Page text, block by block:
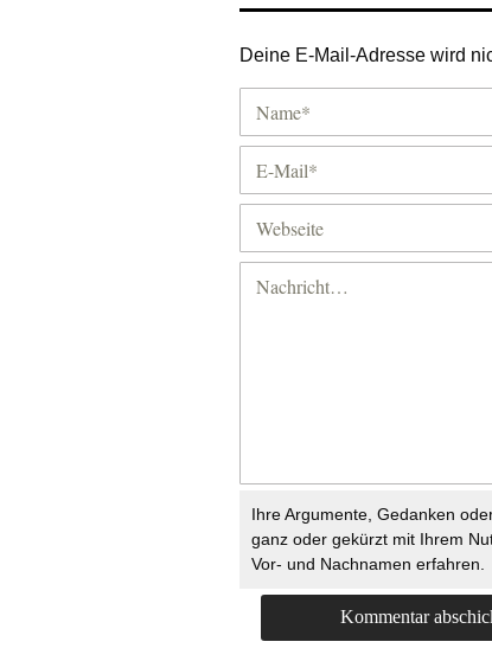
Deine E-Mail-Adresse wird
Ihre Argumente, Gedanken
ganz oder gekürzt mit Ihrem
Vor- und Nachnamen erfahren.